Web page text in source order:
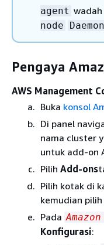
agent wadah
node
Pengaya
AWS Management
Buka konsol
Di panel
nama cluster
untuk add-on
Pilih Add-ons
Pilih kotak di
kemudian pilih
Pada
Konfigurasi: